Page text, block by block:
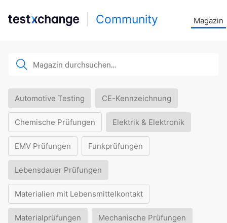
Community Magazin
Automotive Testing CE-Kennzeichnung
Chemische Prüfungen Elektrik & Elektronik
EMV Prüfungen Funkprüfungen
Lebensdauer Prüfungen
Materialien mit Lebensmittelkontakt
Materialprüfungen Mechanische Prüfungen